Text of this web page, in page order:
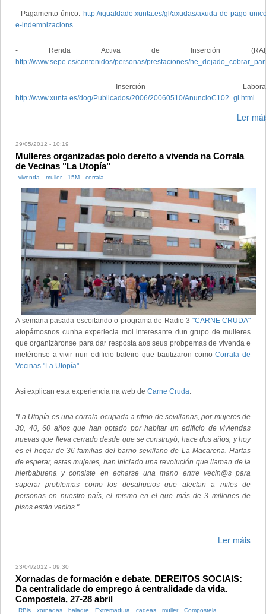
- Pagamento único: http://igualdade.xunta.es/gl/axudas/axuda-de-pago-
e-indemnizacions...
- Renda Activa de Inserción
http://www.sepe.es/contenidos/personas/prestaciones/
- Inserción
http://www.xunta.es/dog/Publicados/2006/20060510/AnuncioC102_gl.html
Ler
29/05/2012 - 10:19
Mulleres organizadas polo dereito a vivenda na Corrala
de Vecinas "La Utopía"
vivenda muller 15M corrala
A semana pasada escoitando o programa de Radio 3 "CARNE CRUDA"
atopámosnos cunha experiecia moi interesante dun grupo de mulleres
que organizáronse para dar resposta aos seus probpemas de vivenda e
metéronse a vivir nun edificio baleiro que bautizaron comoCorrala de
Vecinas "La Utopía".
Así explican esta experiencia na web de Carne Cruda:
"La Utopía es una corrala ocupada a ritmo de sevillanas, por mujeres de
30, 40, 60 años que han optado por habitar un edificio de viviendas
nuevas que lleva cerrado desde que se construyó, hace dos años, y hoy
es el hogar de 36 familias del barrio sevillano de La Macarena. Hartas
de esperar, estas mujeres, han iniciado una revolución que llaman de la
hierbabuena y consiste en echarse una mano entre vecin@s para
superar problemas como los desahucios que afectan a miles de
personas en nuestro país, el mismo en el que más de 3 millones de
pisos están vacíos."
Ler máis
23/04/2012 - 09:30
Xornadas de formación e debate. DEREITOS SOCIAIS:
Da centralidade do emprego á centralidade da vida.
Compostela, 27-28 abril
RBis xornadas baladre Extremadura cadeas muller Compostela